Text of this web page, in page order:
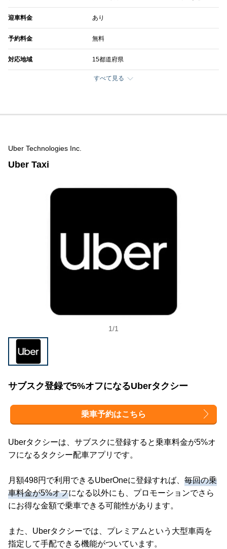
迎車料金 あり
予約料金 無料
対応地域 15都道府県
すべて見る
Uber Technologies Inc.
Uber Taxi
1/1
サブスク登録で5%オフになるUberタクシー
乗車予約はこちら
Uberタクシーは、サブスクに登録すると乗車料金が5%オ
フになるタクシー配車アプリです。
月額498円で利用できるUberOneに登録すれば、 毎回の乗
車料金が5%オフになる以外にも、プロモーションでさら
にお得な金額で乗車できる可能性があります。
また、Uberタクシーでは、プレミアムという大型車両を
指定して手配できる機能がついています。